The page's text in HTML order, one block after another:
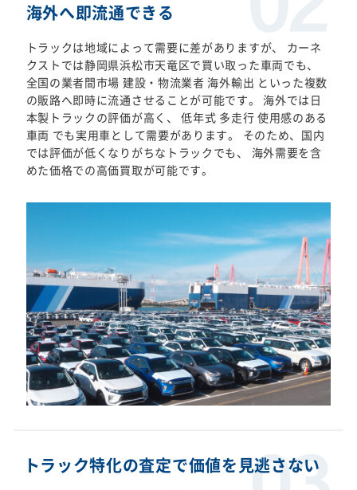
海外へ即流通できる
トラックは地域によって需要に差がありますが、 カーネ
クストでは静岡県浜松市天竜区で買い取った車両でも、
全国の業者間市場 建設・物流業者 海外輸出 といった複数
の販路へ即時に流通させることが可能です。 海外では日
本製トラックの評価が高く、 低年式 多走行 使用感のある
車両 でも実用車として需要があります。 そのため、国内
では評価が低くなりがちなトラックでも、 海外需要を含
めた価格での高価買取が可能です。
トラック特化の査定で価値を見逃さない